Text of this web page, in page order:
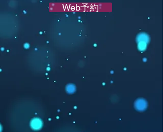
Web予約